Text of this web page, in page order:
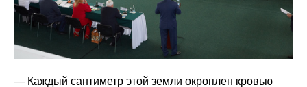
— Каждый сантиметр этой земли окроплен кровью